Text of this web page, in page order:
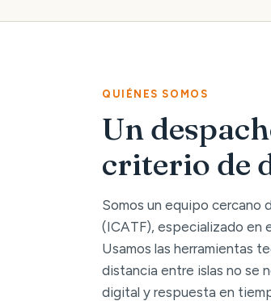
QUIÉNES SOMOS
Un
criterio de
Somos un equipo cercano
(ICATF), especializado en
Usamos las herramientas
distancia entre islas no se
digital y respuesta en